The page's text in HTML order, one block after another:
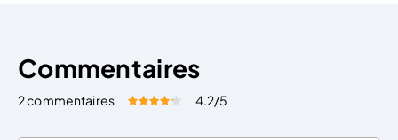
Commentaires
2 commentaires Évaluez cet article:
4.2/5